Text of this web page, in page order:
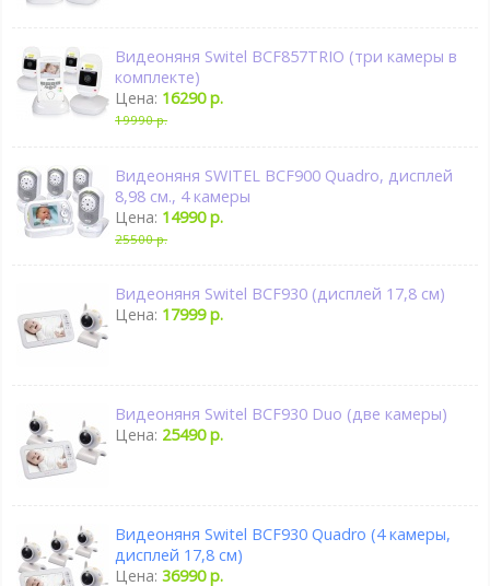
Видеоняня Switel BCF857TRIO (три камеры в
комплекте)
Цена: 16290 р.
19990 р.
Видеоняня SWITEL BCF900 Quadro, дисплей
8,98 см., 4 камеры
Цена: 14990 р.
25500 р.
Видеоняня Switel BCF930 (дисплей 17,8 см)
Цена: 17999 р.
Видеоняня Switel BCF930 Duo (две камеры)
Цена: 25490 р.
Видеоняня Switel BCF930 Quadro (4 камеры,
дисплей 17,8 см)
Цена:36990 р.